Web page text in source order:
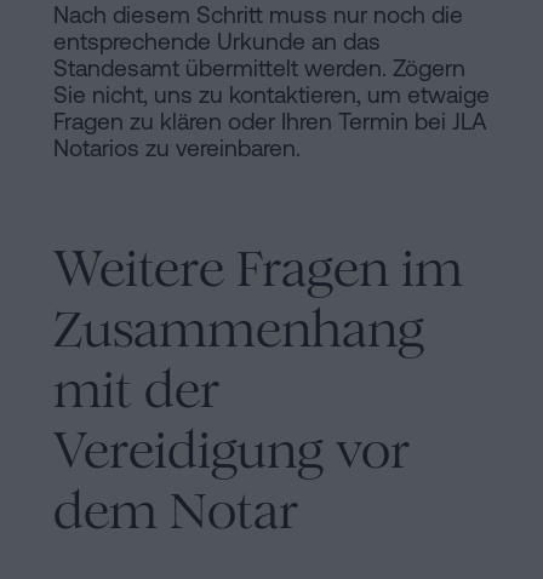
Nach diesem Schritt muss nur noch die
entsprechende Urkunde an das
Standesamt übermittelt werden. Zögern
Sie nicht, uns zu kontaktieren, um etwaige
Fragen zu klären oder Ihren Termin bei JLA
Notarios zu vereinbaren.
Weitere Fragen im
Zusammenhang
mit der
Vereidigung vor
dem Notar